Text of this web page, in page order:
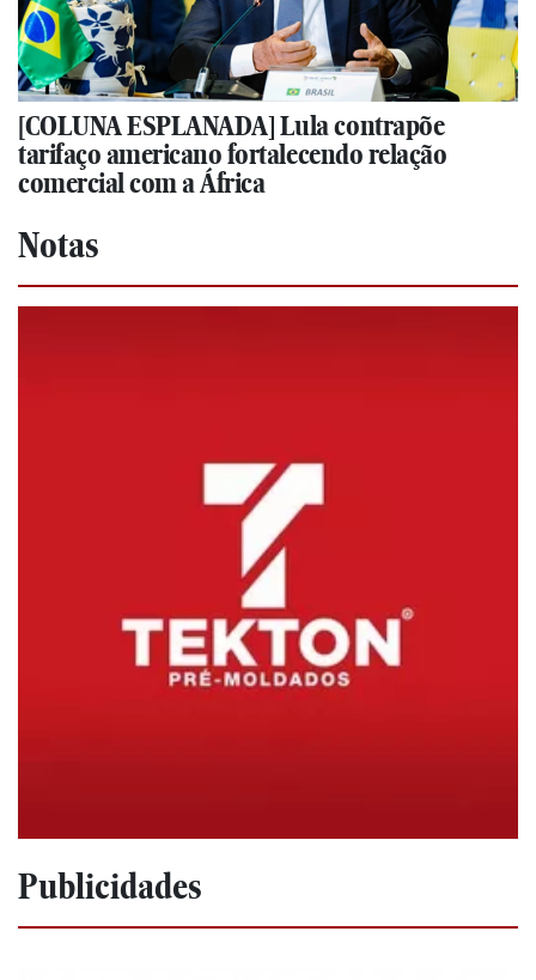
[COLUNA ESPLANADA] Lula contrapõe
tarifaço americano fortalecendo relação
comercial com a África
Notas
Publicidades